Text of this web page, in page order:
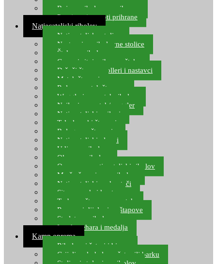
Boje za ribolovnu prihranu
Provjereni recepti prihrane
Natjecateljski ribolov
Natjecateljske stolice
Nastavci za ribolovne stolice
Šteke za ribolov
Gume i sitni pribor za šteku
Držači štapova rolleri i nastavci
Match štapovi
Role za match štapove
Waggleri za match ribolov
Najloni za match/waggler
Natjecateljski najloni
Teleskopski štapovi
Bolognese štapovi
Natjecateljski plovci
Udice za ribolov
Olovo za ribolov
Oprema za natjecateljski ribolov
Mreže čuvarice za ribolov
Natjecateljski podmetači
Sito, posude i kante
Torbe za štapove – match
Rezervni dijelovi za štapove
Starlete za ribolov
Izrada pehara i medalja
Kamp oprema
Ribolovni šatori i bivvy
Grijalice, kuhala za šator ili barku